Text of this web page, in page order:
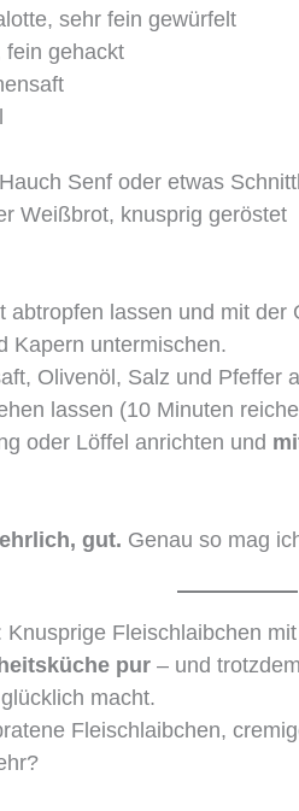
sehr fein gewürfelt
fein gehackt
Senf oder etwas
Weißbrot, knusprig geröstet
abtropfen lassen und mit der
Kapern untermischen.
Olivenöl, Salz und Pfeffer
lassen (10 Minuten
oder Löffel anrichten und
gut. Genau so mag
Knusprige Fleischlaibchen
pur – und
macht.
Fleischlaibchen,